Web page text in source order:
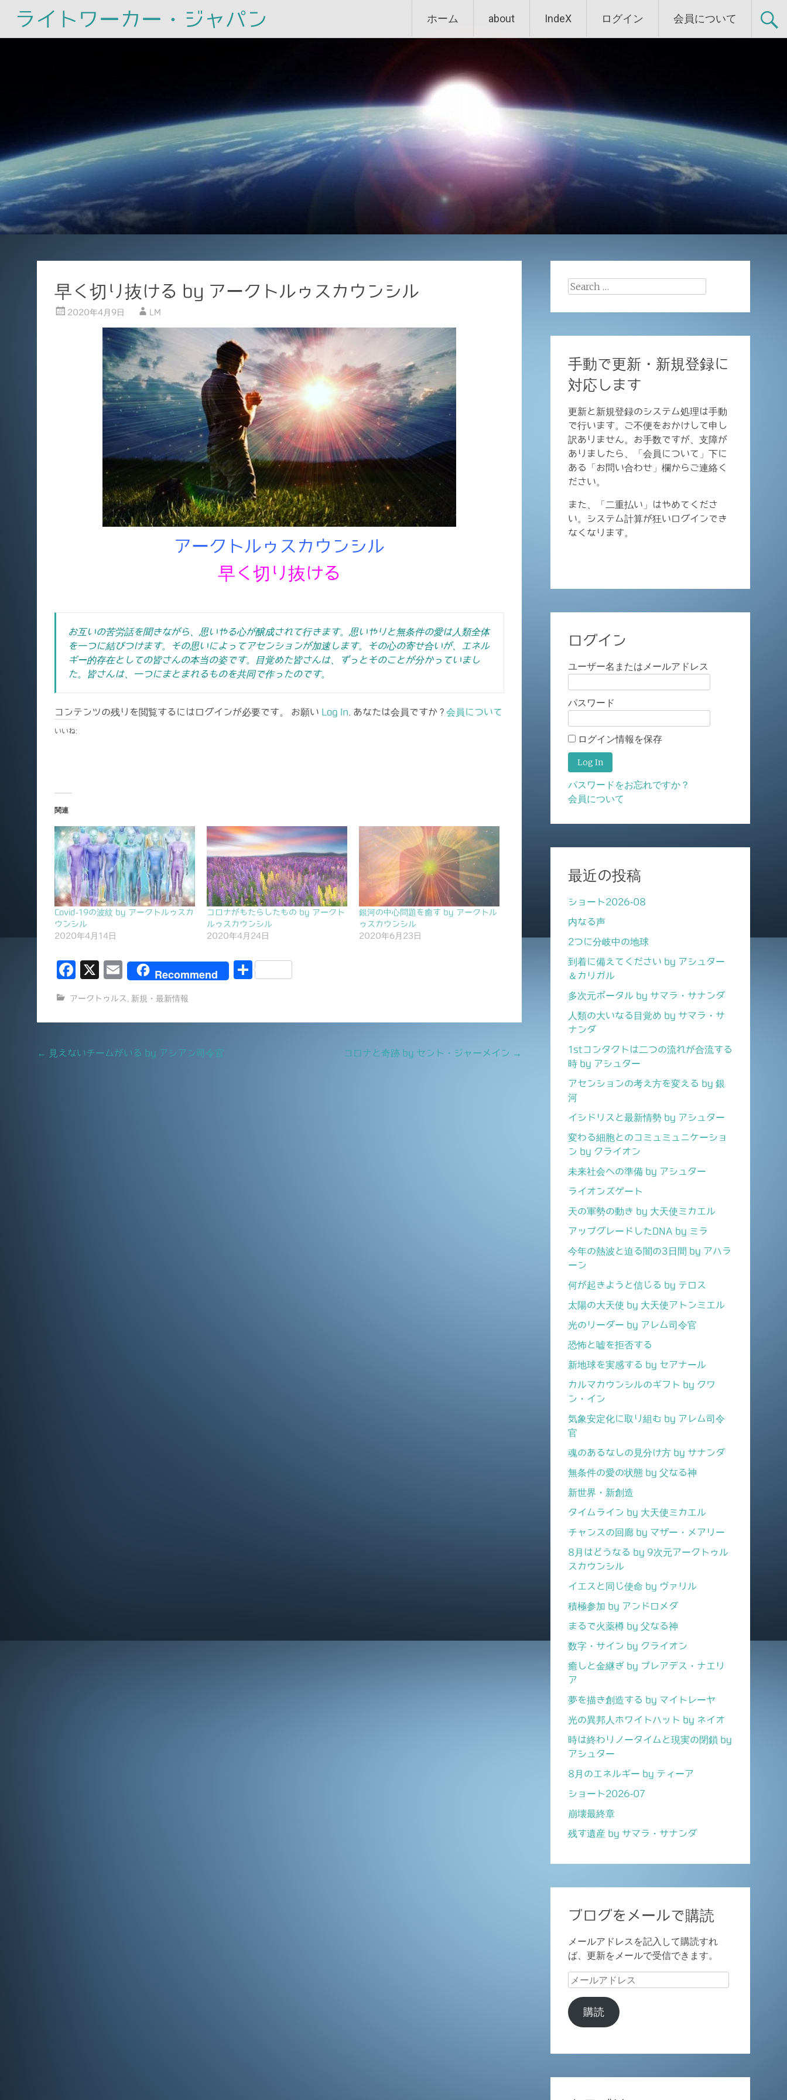
ライトワーカー・ジャパン
to
ホーム about IndeX ログイン 会員について
早く切り抜ける by アークトルゥスカウンシル
2020年4月9日 LM
アークトルゥスカウンシル
早く切り抜ける
お互いの苦労話を聞きながら、思いやる心が醸成されて行きます。思いやりと無条件の愛は人類全体
を一つに結びつけます。その思いによってアセンションが加速します。その心の寄せ合いが、エネル
ギー的存在としての皆さんの本当の姿です。目覚めた皆さんは、ずっとそのことが分かっていまし
た。皆さんは、一つにまとまれるものを共同で作ったのです。
コンテンツの残りを閲覧するにはログインが必要です。 お願い Log In . あなたは会員ですか ? 会員について
いいね:
関連
Covid-19の波紋 by アークトルゥスカ
ウンシル
2020年4月14日
コロナがもたらしたもの by アークト
ルゥスカウンシル
2020年4月24日
銀河の中心問題を癒す by アークトル
ゥスカウンシル
2020年6月23日
F
e
b
X
E
ai
l
Recommend
共
アークトゥルス 新規・最新情報
Post
← 見えないチームがいる by アシアン司令官 コロナと奇跡 by セント・ジャーメイン →
Search
手動で更新・新規登録に
対応します
更新と新規登録のシステム処理は手動
で行います。ご不便をおかけして申し
訳ありません。お手数ですが、支障が
ありましたら、「会員について」下に
ある「お問い合わせ」欄からご連絡く
ださい。
また、「二重払い」はやめてくださ
い。システム計算が狂いログインでき
なくなります。
ログイン
ユーザー名またはメールアドレス
パスワード
ログイン情報を保存
パスワードをお忘れですか？
会員について
最近の投稿
ショート2026-08
内なる声
2つに分岐中の地球
到着に備えてください by アシュター
＆カリガル
多次元ポータル by サマラ・サナンダ
人類の大いなる目覚め by サマラ・サ
ナンダ
1stコンタクトは二つの流れが合流する
時 by アシュター
アセンションの考え方を変える by 銀
河
イシドリスと最新情勢 by アシュター
変わる細胞とのコミュミュニケーショ
ン by クライオン
未来社会への準備 by アシュター
ライオンズゲート
天の軍勢の動き by 大天使ミカエル
アップグレードしたDNA by ミラ
今年の熱波と迫る闇の3日間 by アハラ
ーン
何が起きようと信じる by テロス
太陽の大天使 by 大天使アトンミエル
光のリーダー by アレム司令官
恐怖と嘘を拒否する
新地球を実感する by セアナール
カルマカウンシルのギフト by クワ
ン・イン
気象安定化に取り組む by アレム司令
官
魂のあるなしの見分け方 by サナンダ
無条件の愛の状態 by 父なる神
新世界・新創造
タイムライン by 大天使ミカエル
チャンスの回廊 by マザー・メアリー
8月はどうなる by 9次元アークトゥル
スカウンシル
イエスと同じ使命 by ヴァリル
積極参加 by アンドロメダ
まるで火薬樽 by 父なる神
数字・サイン by クライオン
癒しと金継ぎ by プレアデス・ナエリ
ア
夢を描き創造する by マイトレーヤ
光の異邦人ホワイトハット by ネイオ
時は終わりノータイムと現実の閉鎖 by
アシュター
8月のエネルギー by ティーア
ショート2026-07
崩壊最終章
残す遺産 by サマラ・サナンダ
ブログをメールで購読
メールアドレスを記入して購読すれ
ば、更新をメールで受信できます。
メ
ル
ア
購読